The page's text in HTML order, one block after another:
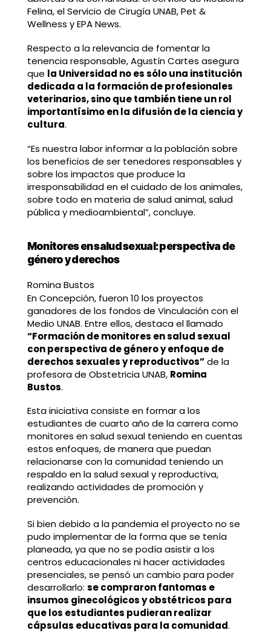
Felina, el Servicio de Cirugía UNAB, Pet &
Wellness y EPA News.
Respecto a la relevancia de fomentar la
tenencia responsable, Agustín Cartes asegura
que la Universidad no es sólo una institución
dedicada a la formación de profesionales
veterinarios, sino que también tiene un rol
importantísimo en la difusión de la ciencia y
cultura.
“Es nuestra labor informar a la población sobre
los beneficios de ser tenedores responsables y
sobre los impactos que produce la
irresponsabilidad en el cuidado de los animales,
sobre todo en materia de salud animal, salud
pública y medioambiental”, concluye.
Monitores en salud sexual: perspectiva de
género y derechos
Romina Bustos
En Concepción, fueron 10 los proyectos
ganadores de los fondos de Vinculación con el
Medio UNAB. Entre ellos, destaca el llamado
“Formación de monitores en salud sexual
con perspectiva de género y enfoque de
derechos sexuales y reproductivos”de la
profesora de Obstetricia UNAB, Romina
Bustos.
Esta iniciativa consiste en formar a los
estudiantes de cuarto año de la carrera como
monitores en salud sexual teniendo en cuentas
estos enfoques, de manera que puedan
relacionarse con la comunidad teniendo un
respaldo en la salud sexual y reproductiva,
realizando actividades de promoción y
prevención.
Si bien debido a la pandemia el proyecto no se
pudo implementar de la forma que se tenía
planeada, ya que no se podía asistir a los
centros educacionales ni hacer actividades
presenciales, se pensó un cambio para poder
desarrollarlo: se compraron fantomas e
insumos ginecológicos y obstétricos para
que los estudiantes pudieran realizar
cápsulas educativas para la comunidad.